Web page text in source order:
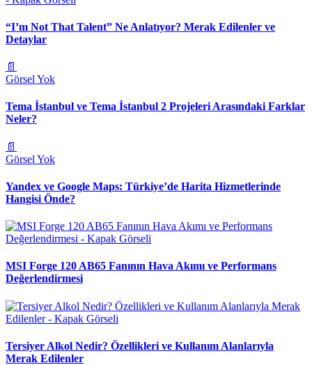
“I’m Not That Talent” Ne Anlatıyor? Merak Edilenler ve
Detaylar
📄
Görsel Yok
Tema İstanbul ve Tema İstanbul 2 Projeleri Arasındaki Farklar
Neler?
📄
Görsel Yok
Yandex ve Google Maps: Türkiye’de Harita Hizmetlerinde
Hangisi Önde?
MSI Forge 120 AB65 Fanının Hava Akımı ve Performans
Değerlendirmesi
Tersiyer Alkol Nedir? Özellikleri ve Kullanım Alanlarıyla
Merak Edilenler